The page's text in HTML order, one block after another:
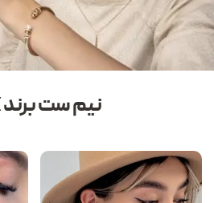
نیم ست برند YSX